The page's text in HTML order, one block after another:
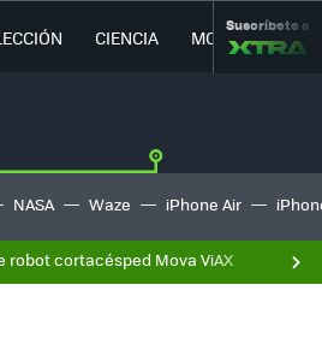
CIENCIA MOVILIDAD
Suscríbete a
NASA Waze iPhone Air
robot cortacésped Mova ViAX